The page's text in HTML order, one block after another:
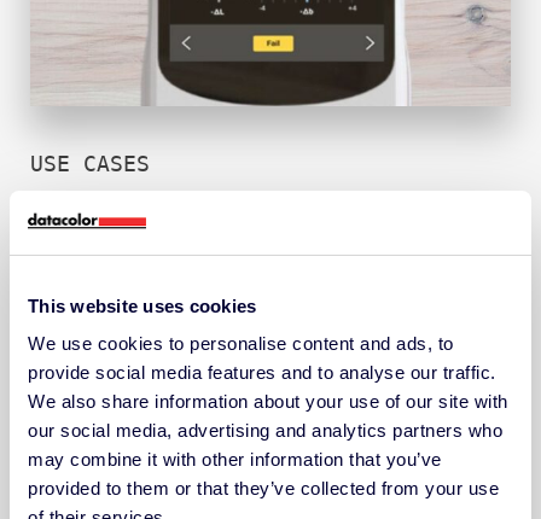
This website uses cookies
We use cookies to personalise content and ads, to
provide social media features and to analyse our traffic.
We also share information about your use of our site with
our social media, advertising and analytics partners who
may combine it with other information that you’ve
provided to them or that they’ve collected from your use
USE CASES
Flujo de trabajo de control
de calidad de la producción
Mejora el control de calidad de tu
producción con el Spectro P200.
Construido para manejar una amplia gama de
controles de calidad, garantiza resultados fiables
y repetibles para una consistencia entre lotes.